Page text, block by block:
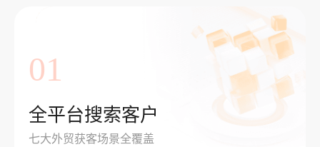
01
全平台搜索客户
七大外贸获客场景全覆盖